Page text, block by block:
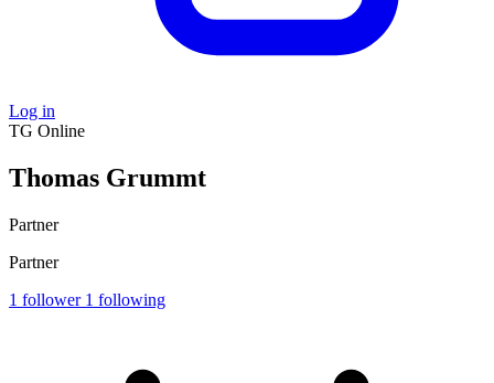
Log in
TG Online
Thomas Grummt
Partner
Partner
1 follower 1 following